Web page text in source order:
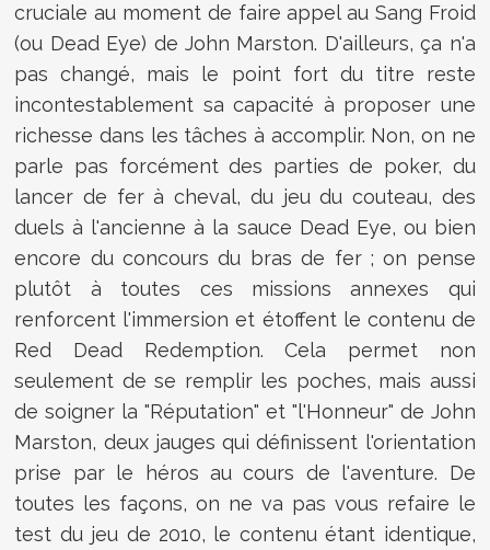
cruciale au moment de faire appel au Sang Froid
(ou Dead Eye) de John Marston. D'ailleurs, ça n'a
pas changé, mais le point fort du titre reste
incontestablement sa capacité à proposer une
richesse dans les tâches à accomplir. Non, on ne
parle pas forcément des parties de poker, du
lancer de fer à cheval, du jeu du couteau, des
duels à l'ancienne à la sauce Dead Eye, ou bien
encore du concours du bras de fer ; on pense
plutôt à toutes ces missions annexes qui
renforcent l'immersion et étoffent le contenu de
Red Dead Redemption. Cela permet non
seulement de se remplir les poches, mais aussi
de soigner la "Réputation" et "l'Honneur" de John
Marston, deux jauges qui définissent l'orientation
prise par le héros au cours de l'aventure. De
toutes les façons, on ne va pas vous refaire le
test du jeu de 2010, le contenu étant identique,